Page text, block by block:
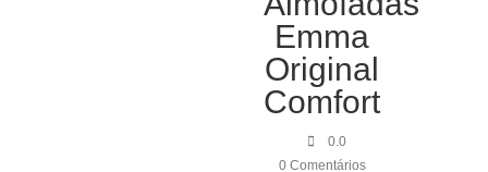
original
era:
71,00 €.
atual
é:
60,35 €.
Emma
Original
Comfort
0.0
0 Comentários